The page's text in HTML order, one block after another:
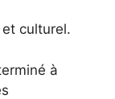
culturel.
à